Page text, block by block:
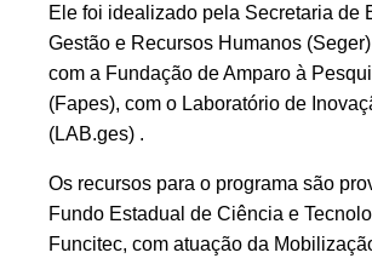
Ele foi idealizado pela Secretaria de
Gestão e Recursos Humanos
com a Fundação de Amparo à
(Fapes), com o Laboratório de
(LAB.ges) .
Os recursos para o programa são
Fundo Estadual de Ciência e
Funcitec, com atuação da